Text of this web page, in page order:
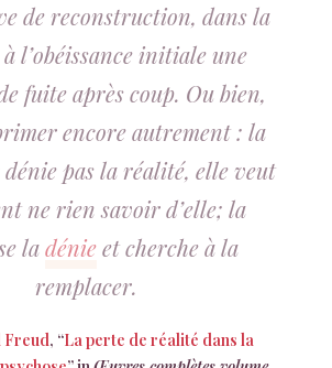
de reconstruction, dans la
à l’obéissance initiale une
fuite après coup. Ou bien,
encore autrement : la
dénie pas la réalité, elle veut
ne rien savoir d’elle; la
ladénieet cherche à la
remplacer.
Freud, “La perte de réalité dans la